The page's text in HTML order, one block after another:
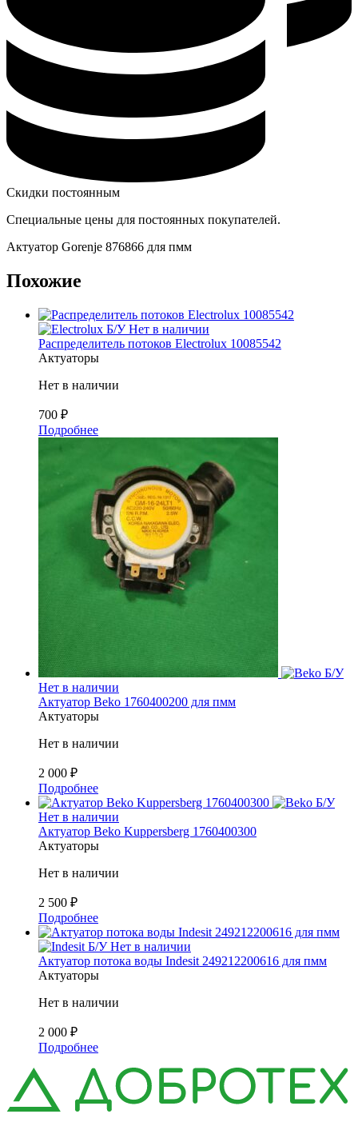
Скидки постоянным
Специальные цены для постоянных покупателей.
Актуатор Gorenje 876866 для пмм
Похожие
Б/У Нет в наличии
Распределитель потоков Electrolux 10085542
Актуаторы
Нет в наличии
700 ₽
Подробнее
Б/У
Нет в наличии
Актуатор Beko 1760400200 для пмм
Актуаторы
Нет в наличии
2 000 ₽
Подробнее
Б/У
Нет в наличии
Актуатор Beko Kuppersberg 1760400300
Актуаторы
Нет в наличии
2 500 ₽
Подробнее
Б/У Нет в наличии
Актуатор потока воды Indesit 249212200616 для пмм
Актуаторы
Нет в наличии
2 000 ₽
Подробнее